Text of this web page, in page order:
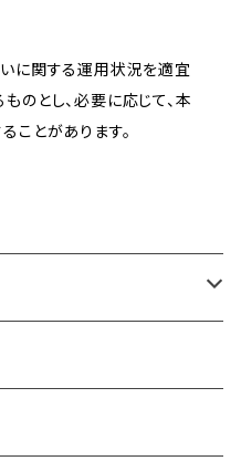
に関する運用状況を適宜
のとし、必要に応じて、本
ことがあります。